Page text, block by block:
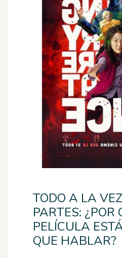
TODO A LA
PARTES: ¿POR
PELÍCULA
QUE HABLAR?